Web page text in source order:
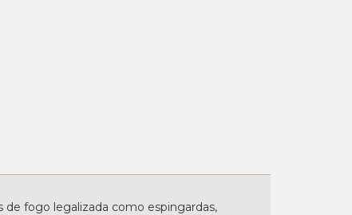
fogo legalizada como espingardas,